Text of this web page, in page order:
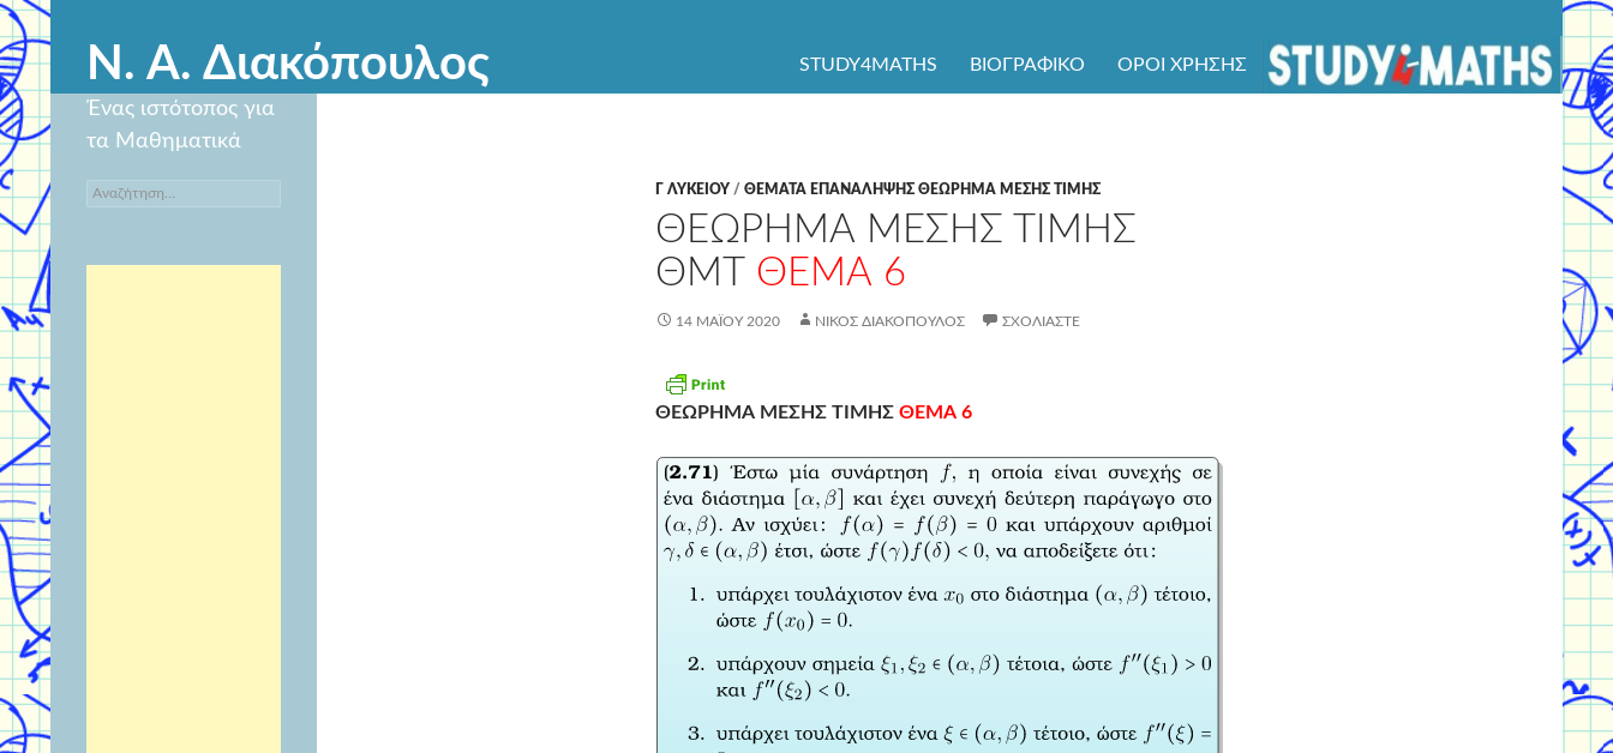
Ν. Α. Διακόπουλος STUDY4MATHS ΒΙΟΓΡΑΦΙΚΌ ΌΡΟΙ ΧΡΉΣΗΣ
Γ ΛΥΚΕΊΟΥ / ΘΕΜΑΤΑ ΕΠΑΝΑΛΗΨΗΣ ΘΕΩΡΗΜΑ ΜΕΣΗΣ ΤΙΜΗΣ
ΘΕΩΡΗΜΑ ΜΕΣΗΣ ΤΙΜΗΣ
ΘΜΤ ΘΕΜΑ 6
14 ΜΑΪ́ΟΥ 2020 ΝΊΚΟΣ ΔΙΑΚΌΠΟΥΛΟΣ ΣΧΟΛΙΆΣΤΕ
ΘΕΩΡΗΜΑ ΜΕΣΗΣ ΤΙΜΗΣ ΘΕΜΑ 6
Ένας ιστότοπος για
τα Μαθηματικά
Αναζήτηση
για: